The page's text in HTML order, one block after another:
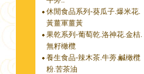
休閒食品系列-葵瓜子.爆米花.
黃薑軍薑黃
果乾系列-葡萄乾.洛神花.金桔.
無籽橄欖
養生食品-辣木茶.牛蒡.鹹橄欖
粉.苦茶油